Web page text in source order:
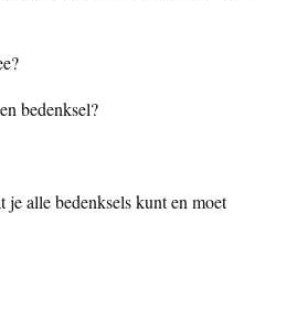
bedenksel?
je alle bedenksels kunt en moet